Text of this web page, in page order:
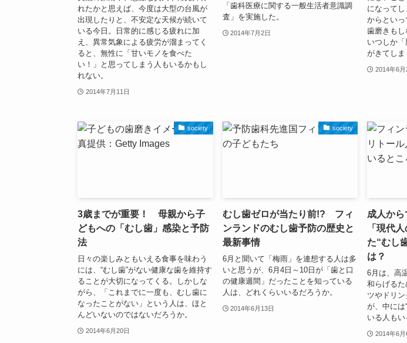
れたかと思えば、今度は大型の台風が
出現したりと、不安定な天候が続いて
いる今日。日常的に感じる疲れに加
え、異常気象による疲労が溜まってく
ると、無性に「甘いモノを食べた
い！」と思ってしまう人もいるかもし
れない。
2014年7月11日
「歯科医療に関する一般生活者意識調
査」を実施した。
2014年7月2日
になって
からといっ
歯磨きもし
いつしか
がきてしま
2014年6月
society
3歳までが重要！ 母親から子
どもへの「むし歯」感染と予防
法
日々の楽しみともいえる食事を味わう
には、“むし歯”がない健康な歯を維持す
ることが大切になってくる。しかしな
がら、「これまでに一度も、むし歯に
なったことがない」という人は、ほと
んどいないのではないだろうか。
2014年6月20日
society
むし歯ゼロが当たり前!? フィ
ンランドのむし歯予防の歴史と
最新事情
6月と聞いて「梅雨」を連想する人は多
いと思うが、6月4日～10日が「歯と口
の健康週間」だったことを知っている
人は、どれくらいいるだろうか。
2014年6月13日
成人か
「現代
た“むし
は？
6月は、高
和らげる
ツやドリ
が、中には
いる人もい
2014年6月